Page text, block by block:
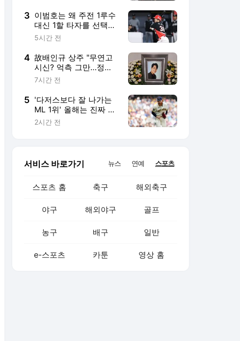
3 이범호는 왜 주전 1루수
대신 1할 타자를 선택했
나… 복잡한 그림 있으
5시간 전
4 故배인규 상주 "무연고
시신? 억측 그만…정상
적 장례 진행 중"
7시간 전
5 '다저스보다 잘 나가는
ML 1위' 올해는 진짜 우
승? 벌써 159km 트레이
2시간 전
서비스 바로가기 뉴스 연예 스포츠
스포츠 홈 축구 해외축구
야구 해외야구 골프
농구 배구 일반
e-스포츠 카툰 영상 홈